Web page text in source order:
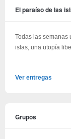
El paraíso de las
Todas las semanas
islas, una utopía
Ver entregas
Grupos